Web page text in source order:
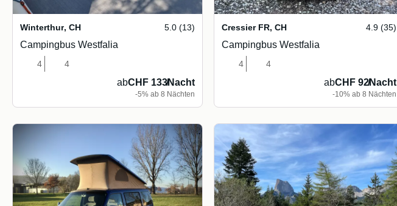
Winterthur, CH 5.0 (13)
Campingbus Westfalia
4 4
abCHF 133/Nacht
-5% ab 8 Nächten
Cressier FR, CH 4.9 (35)
Campingbus Westfalia
4 4
abCHF 92/Nacht
-10% ab 8 Nächten